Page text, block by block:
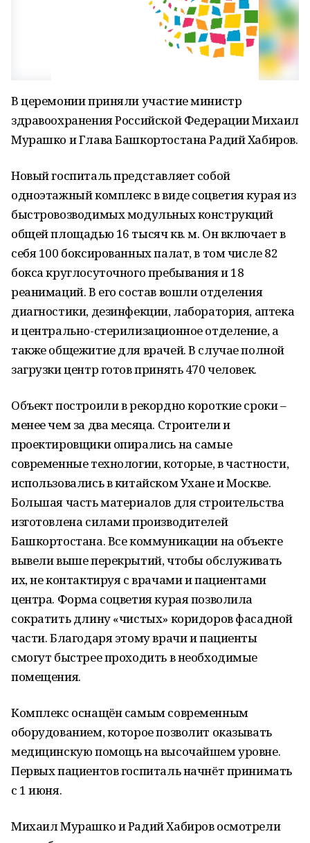
В церемонии приняли участие министр
здравоохранения Российской Федерации Михаил
Мурашко и Глава Башкортостана Радий Хабиров.
Новый госпиталь представляет собой
одноэтажный комплекс в виде соцветия курая из
быстровозводимых модульных конструкций
общей площадью 16 тысяч кв. м. Он включает в
себя 100 боксированных палат, в том числе 82
бокса круглосуточного пребывания и 18
реанимаций. В его состав вошли отделения
диагностики, дезинфекции, лаборатория, аптека
и центрально-стерилизационное отделение, а
также общежитие для врачей. В случае полной
загрузки центр готов принять 470 человек.
Объект построили в рекордно короткие сроки –
менее чем за два месяца. Строители и
проектировщики опирались на самые
современные технологии, которые, в частности,
использовались в китайском Ухане и Москве.
Большая часть материалов для строительства
изготовлена силами производителей
Башкортостана. Все коммуникации на объекте
вывели выше перекрытий, чтобы обслуживать
их, не контактируя с врачами и пациентами
центра. Форма соцветия курая позволила
сократить длину «чистых» коридоров фасадной
части. Благодаря этому врачи и пациенты
смогут быстрее проходить в необходимые
помещения.
Комплекс оснащён самым современным
оборудованием, которое позволит оказывать
медицинскую помощь на высочайшем уровне.
Первых пациентов госпиталь начнёт принимать
с 1 июня.
Михаил Мурашко и Радий Хабиров осмотрели